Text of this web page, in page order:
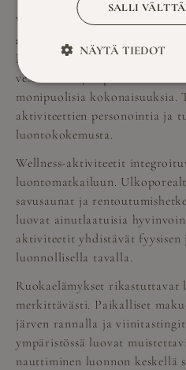
Vuoden 2026
aktiviteetit
luontoaktiviteetit.
vesiliikunta ja opastetut
monipuolisia kokonaisuuksia.
aktiviteettien personointia ja
luontokokemusta.
Wellness-aktiviteetit
luontomatkailuun.
savusaunat ja
luovat ainutlaatuisia
aktiviteetit yhdistävät
luonnollisella tavalla.
Ruokaelämykset rikastuttavat
merkittävästi. Paikalliset
järven rannalla ja
ympäristössä luovat
nauttiminen luonnon keskellä
SALLI
NÄYTÄ TIEDOT